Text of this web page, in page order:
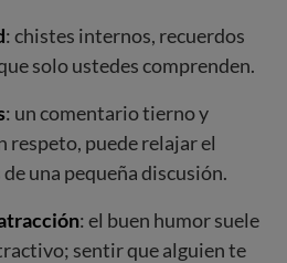
: chistes internos, recuerdos
solo ustedes comprenden.
: un comentario tierno y
respeto, puede relajar el
una pequeña discusión.
: el buen humor suele
sentir que alguien te